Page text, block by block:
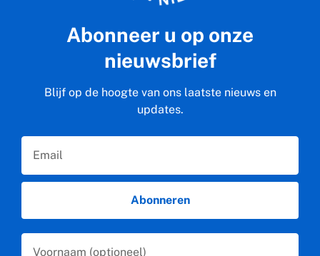
Abonneer u op onze
nieuwsbrief
Blijf op de hoogte van ons laatste nieuws en
updates.
Email
Abonneren
First Name